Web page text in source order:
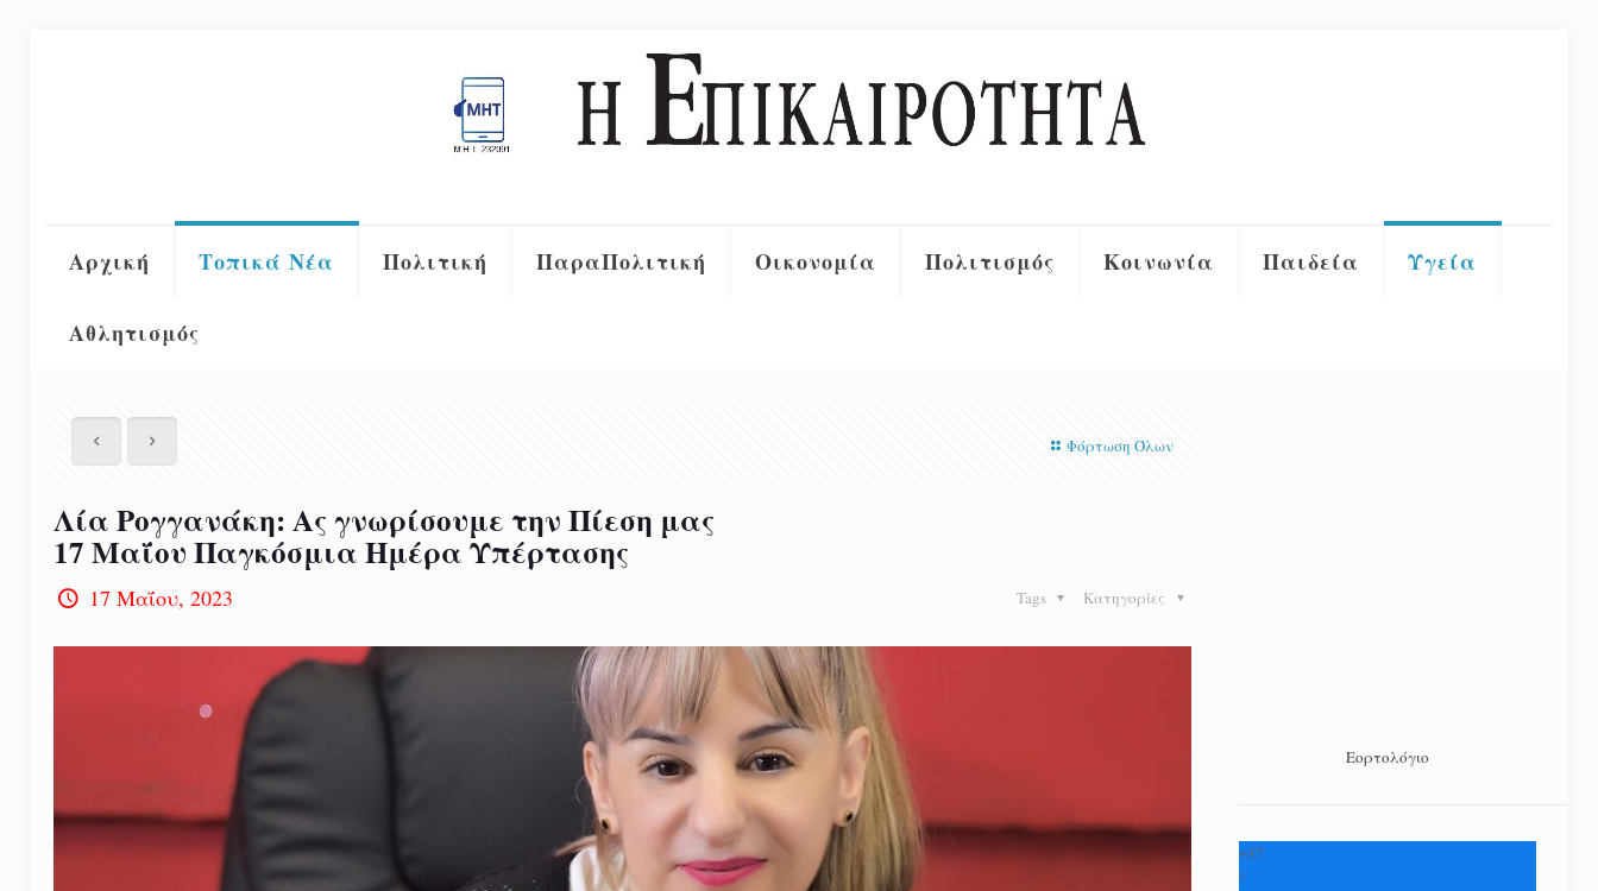
Αρχική Τοπικά Νέα Πολιτική ΠαραΠολιτική Οικονομία Πολιτισμός Κοινωνία Παιδεία Υγεία
Αθλητισμός
Φόρτωση Όλων
Λία Ρογγανάκη: Ας γνωρίσουμε την Πίεση μας
17 Μαΐου Παγκόσμια Ημέρα Υπέρτασης
17 Μαΐου, 2023 Κατηγορίες
Tags
Εορτολόγιο
+37
°